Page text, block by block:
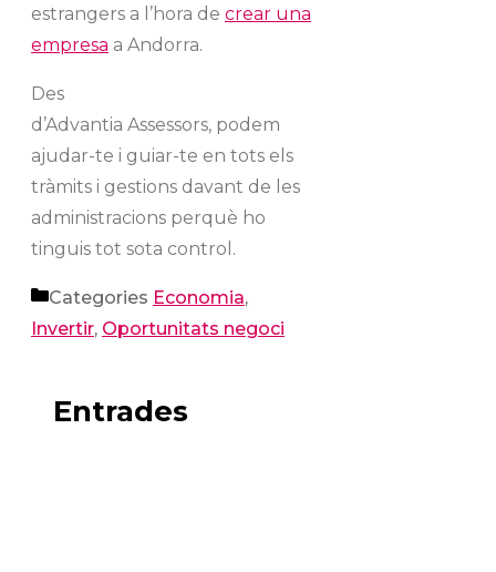
estrangers a l’hora de crear una
empresa a Andorra.
Des
d’Advantia Assessors, podem
ajudar-te i guiar-te en tots els
tràmits i gestions davant de les
administracions perquè ho
tinguis tot sota control.
Categories Economia,
Invertir, Oportunitats negoci
Entrades